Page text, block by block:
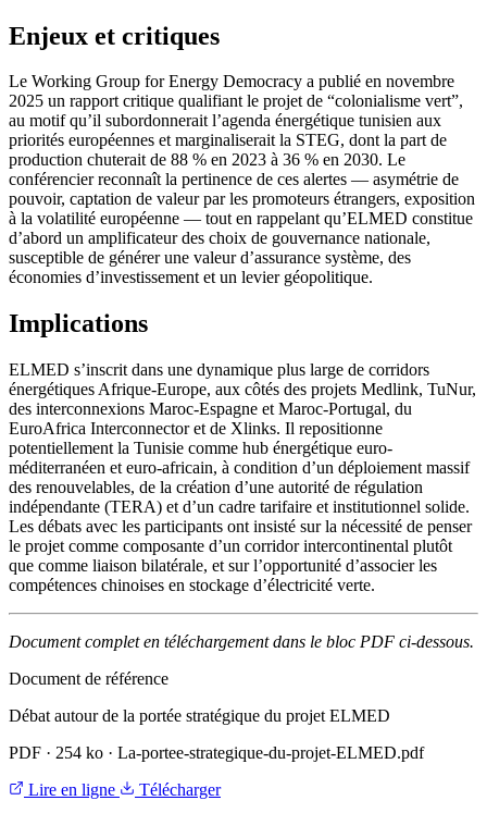
Enjeux et critiques
Le Working Group for Energy Democracy a publié en novembre
2025 un rapport critique qualifiant le projet de “colonialisme vert”,
au motif qu’il subordonnerait l’agenda énergétique tunisien aux
priorités européennes et marginaliserait la STEG, dont la part de
production chuterait de 88 % en 2023 à 36 % en 2030. Le
conférencier reconnaît la pertinence de ces alertes — asymétrie de
pouvoir, captation de valeur par les promoteurs étrangers, exposition
à la volatilité européenne — tout en rappelant qu’ELMED constitue
d’abord un amplificateur des choix de gouvernance nationale,
susceptible de générer une valeur d’assurance système, des
économies d’investissement et un levier géopolitique.
Implications
ELMED s’inscrit dans une dynamique plus large de corridors
énergétiques Afrique-Europe, aux côtés des projets Medlink, TuNur,
des interconnexions Maroc-Espagne et Maroc-Portugal, du
EuroAfrica Interconnector et de Xlinks. Il repositionne
potentiellement la Tunisie comme hub énergétique euro-
méditerranéen et euro-africain, à condition d’un déploiement massif
des renouvelables, de la création d’une autorité de régulation
indépendante (TERA) et d’un cadre tarifaire et institutionnel solide.
Les débats avec les participants ont insisté sur la nécessité de penser
le projet comme composante d’un corridor intercontinental plutôt
que comme liaison bilatérale, et sur l’opportunité d’associer les
compétences chinoises en stockage d’électricité verte.
Document complet en téléchargement dans le bloc PDF ci-dessous.
Document de référence
Débat autour de la portée stratégique du projet ELMED
PDF · 254 ko · La-portee-strategique-du-projet-ELMED.pdf
Lire en ligne
Télécharger